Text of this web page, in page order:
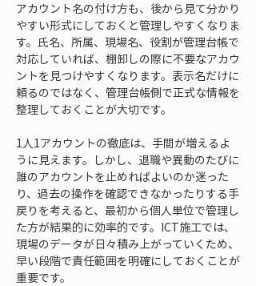
アカウント名の付け方も、後から見て分かり
やすい形式にしておくと管理しやすくなりま
す。氏名、所属、現場名、役割が管理台帳で
対応していれば、棚卸しの際に不要なアカウ
ントを見つけやすくなります。表示名だけに
頼るのではなく、管理台帳側で正式な情報を
整理しておくことが大切です。
1人1アカウントの徹底は、手間が増えるよ
うに見えます。しかし、退職や異動のたびに
誰のアカウントを止めればよいのか迷った
り、過去の操作を確認できなかったりする手
戻りを考えると、最初から個人単位で管理し
た方が結果的に効率的です。ICT施工では、
現場のデータが日々積み上がっていくため、
早い段階で責任範囲を明確にしておくことが
重要です。